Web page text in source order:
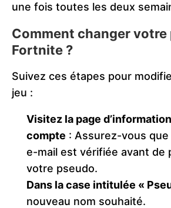
une fois toutes les deux
Comment changer votre
Fortnite ?
Suivez ces étapes pour
jeu :
Visitez la page
compte : Assurez-vous
e-mail est vérifiée avant de
votre pseudo.
Dans la case intitulée «
nouveau nom souhaité.